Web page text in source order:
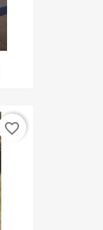
favorite_border